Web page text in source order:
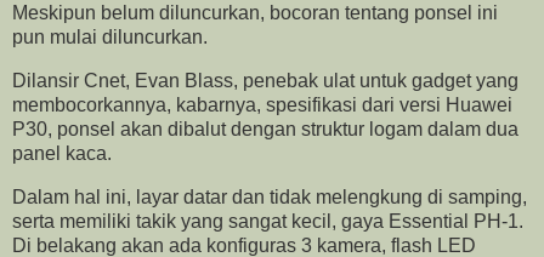
Meskipun belum diluncurkan, bocoran tentang ponsel ini
pun mulai diluncurkan.
Dilansir Cnet, Evan Blass, penebak ulat untuk gadget yang
membocorkannya, kabarnya, spesifikasi dari versi Huawei
P30, ponsel akan dibalut dengan struktur logam dalam dua
panel kaca.
Dalam hal ini, layar datar dan tidak melengkung di samping,
serta memiliki takik yang sangat kecil, gaya Essential PH-1.
Di belakang akan ada konfiguras 3 kamera, flash LED